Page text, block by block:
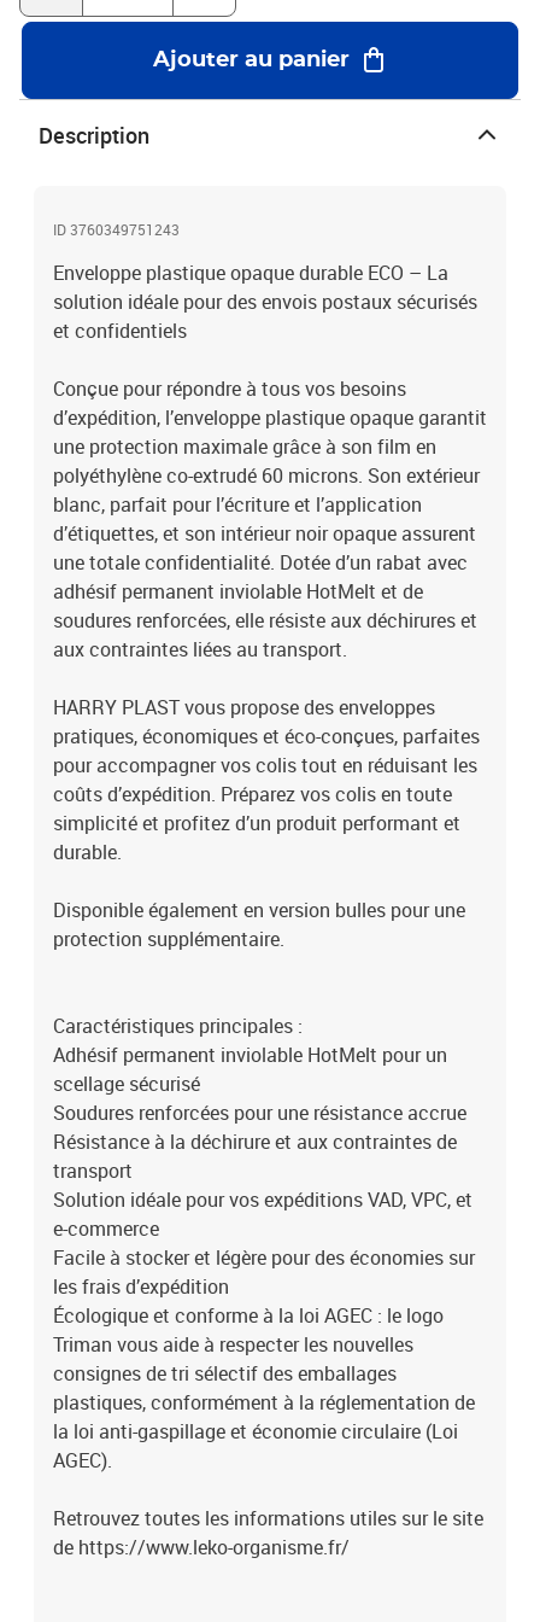
protection supplémentaire.Caractéristiques principales :Adhésif
permanent inviolable HotMelt pour un scellage sécuriséSoudures
renforcées pour une résistance accrueRésistance à la déchirure et
aux contraintes de transportSolution idéale pour vos expéditions
VAD, VPC, et e-commerceFacile à stocker et légère pour des
économies sur les frais d’expéditionÉcologique et conforme à la loi
à la réglementation de la loi anti-gaspillage et économie circulaire
https://www.leko-organisme.fr/Format du produit :Format
intérieur : 280 x 370 mmEpaisseur : 60 micronsRabat : 40 mm
Ajouter au panier
Description
ID 3760349751243
Enveloppe plastique opaque durable ECO – La
solution idéale pour des envois postaux sécurisés
et confidentiels
Conçue pour répondre à tous vos besoins
d’expédition, l’enveloppe plastique opaque garantit
une protection maximale grâce à son film en
polyéthylène co-extrudé 60 microns. Son extérieur
blanc, parfait pour l’écriture et l’application
d’étiquettes, et son intérieur noir opaque assurent
une totale confidentialité. Dotée d’un rabat avec
adhésif permanent inviolable HotMelt et de
soudures renforcées, elle résiste aux déchirures et
aux contraintes liées au transport.
HARRY PLAST vous propose des enveloppes
pratiques, économiques et éco-conçues, parfaites
pour accompagner vos colis tout en réduisant les
coûts d’expédition. Préparez vos colis en toute
simplicité et profitez d’un produit performant et
durable.
Disponible également en version bulles pour une
protection supplémentaire.
Caractéristiques principales :
Adhésif permanent inviolable HotMelt pour un
scellage sécurisé
Soudures renforcées pour une résistance accrue
Résistance à la déchirure et aux contraintes de
transport
Solution idéale pour vos expéditions VAD, VPC, et
e-commerce
Facile à stocker et légère pour des économies sur
les frais d’expédition
Écologique et conforme à la loi AGEC : le logo
Triman vous aide à respecter les nouvelles
consignes de tri sélectif des emballages
plastiques, conformément à la réglementation de
la loi anti-gaspillage et économie circulaire (Loi
AGEC).
Retrouvez toutes les informations utiles sur le site
de https://www.leko-organisme.fr/